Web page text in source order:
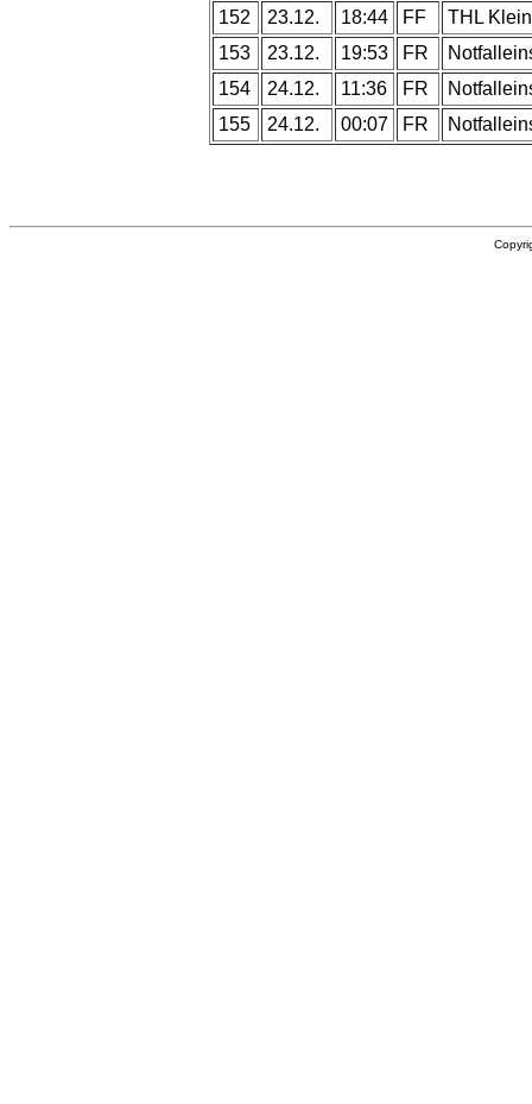
152
23.12. 18:44 FF
THL
153
23.12. 19:53 FR
154
24.12. 11:36 FR
155
24.12. 00:07 FR